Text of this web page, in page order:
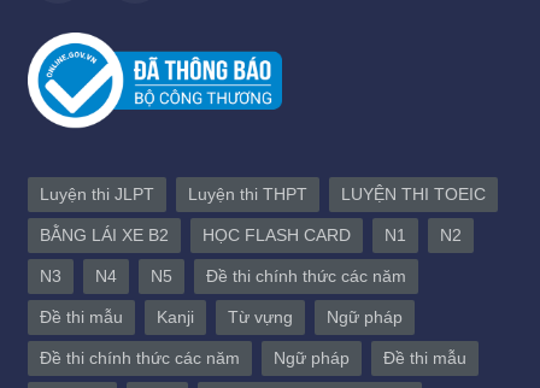
Luyện thi JLPT Luyện thi THPT LUYỆN THI TOEIC
BẰNG LÁI XE B2 HỌC FLASH CARD N1 N2
N3 N4 N5 Đề thi chính thức các năm
Đề thi mẫu Kanji Từ vựng Ngữ pháp
Đề thi chính thức các năm Ngữ pháp Đề thi mẫu